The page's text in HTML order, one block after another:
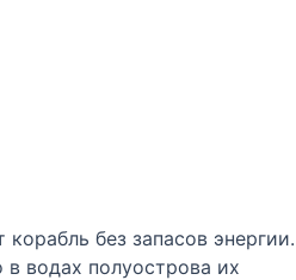
без запасов энергии.
водах полуострова их